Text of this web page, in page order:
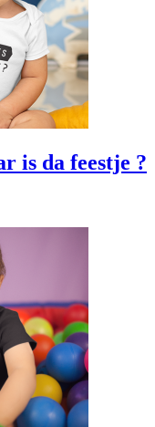
is da feestje ?